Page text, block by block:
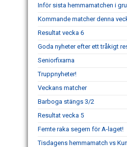
Inför sista hemmamatchen i
Kommande matcher denna
Resultat vecka 6
Goda nyheter efter ett tråkigt
Seniorfixarna
Truppnyheter!
Veckans matcher
Barboga stängs 3/2
Resultat vecka 5
Femte raka segern för A-laget!
Tisdagens hemmamatch vs